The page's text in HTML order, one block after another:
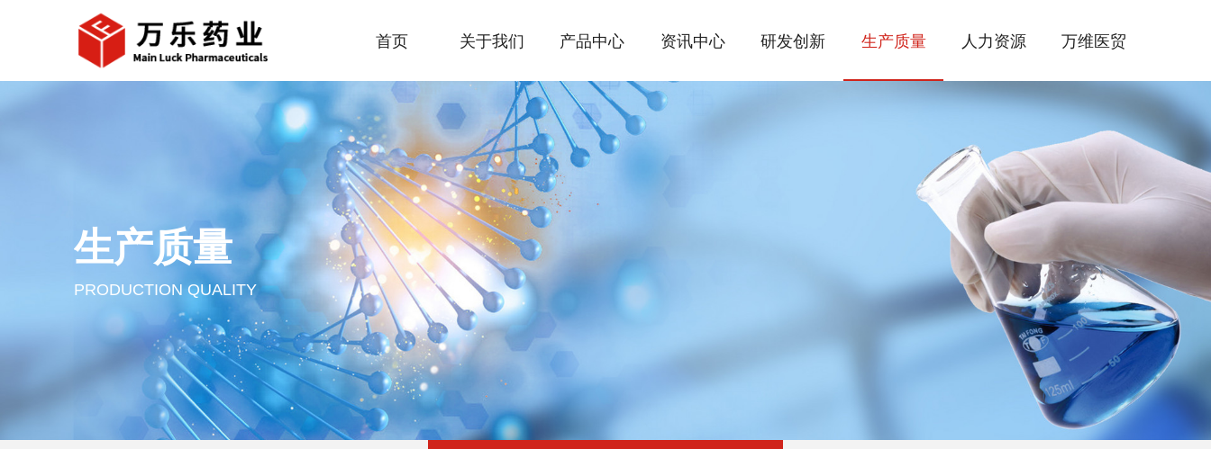
首页 关于我们 产品中心 资讯中心 研发创新 生产质量 人力资源 万维医贸
生产质量
PRODUCTION QUALITY